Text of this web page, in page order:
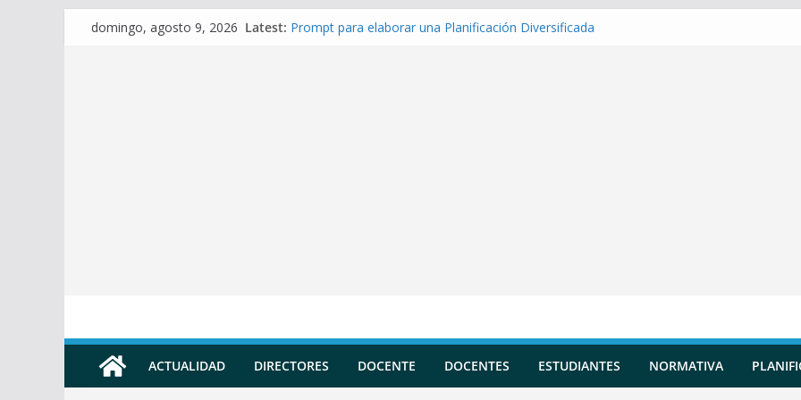
domingo, agosto 9, 2026 Latest: Prompt para elaborar una Planificación Diversificada
ACTUALIDAD DIRECTORES DOCENTE DOCENTES ESTUDIANTES NORMATIVA